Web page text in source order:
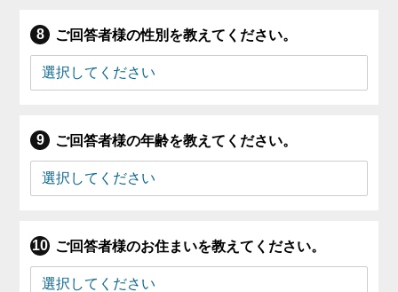
ご回答者様の性別を教えてください。
ご回答者様の年齢を教えてください。
ご回答者様のお住まいを教えてください。